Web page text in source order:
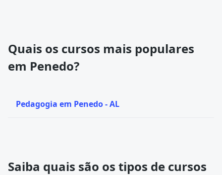
Quais os cursos mais populares
em Penedo?
Pedagogia em Penedo - AL
Saiba quais são os tipos de cursos